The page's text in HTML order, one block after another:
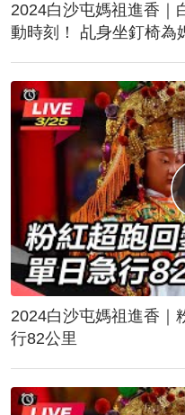
2024白沙屯媽祖進香｜
動時刻！ 乩身坐釘椅為
2024白沙屯媽祖進香｜粉
行82公里